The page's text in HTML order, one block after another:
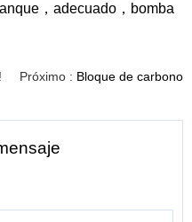
， adecuado ， bomba
Próximo : Bloque de carbono